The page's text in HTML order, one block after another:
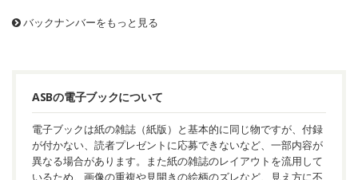
バックナンバーをもっと見る
ASBの電子ブックについて
電子ブックは紙の雑誌（紙版）と基本的に同じ物ですが、付録
が付かない、読者プレゼントに応募できないなど、一部内容が
異なる場合があります。また紙の雑誌のレイアウトを流用して
いるため、画像の重複や見開きの絵柄のズレなど、見え方に不